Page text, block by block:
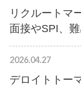
リクルートマ
面接やSPI、
2026.04.27
デロイトトー